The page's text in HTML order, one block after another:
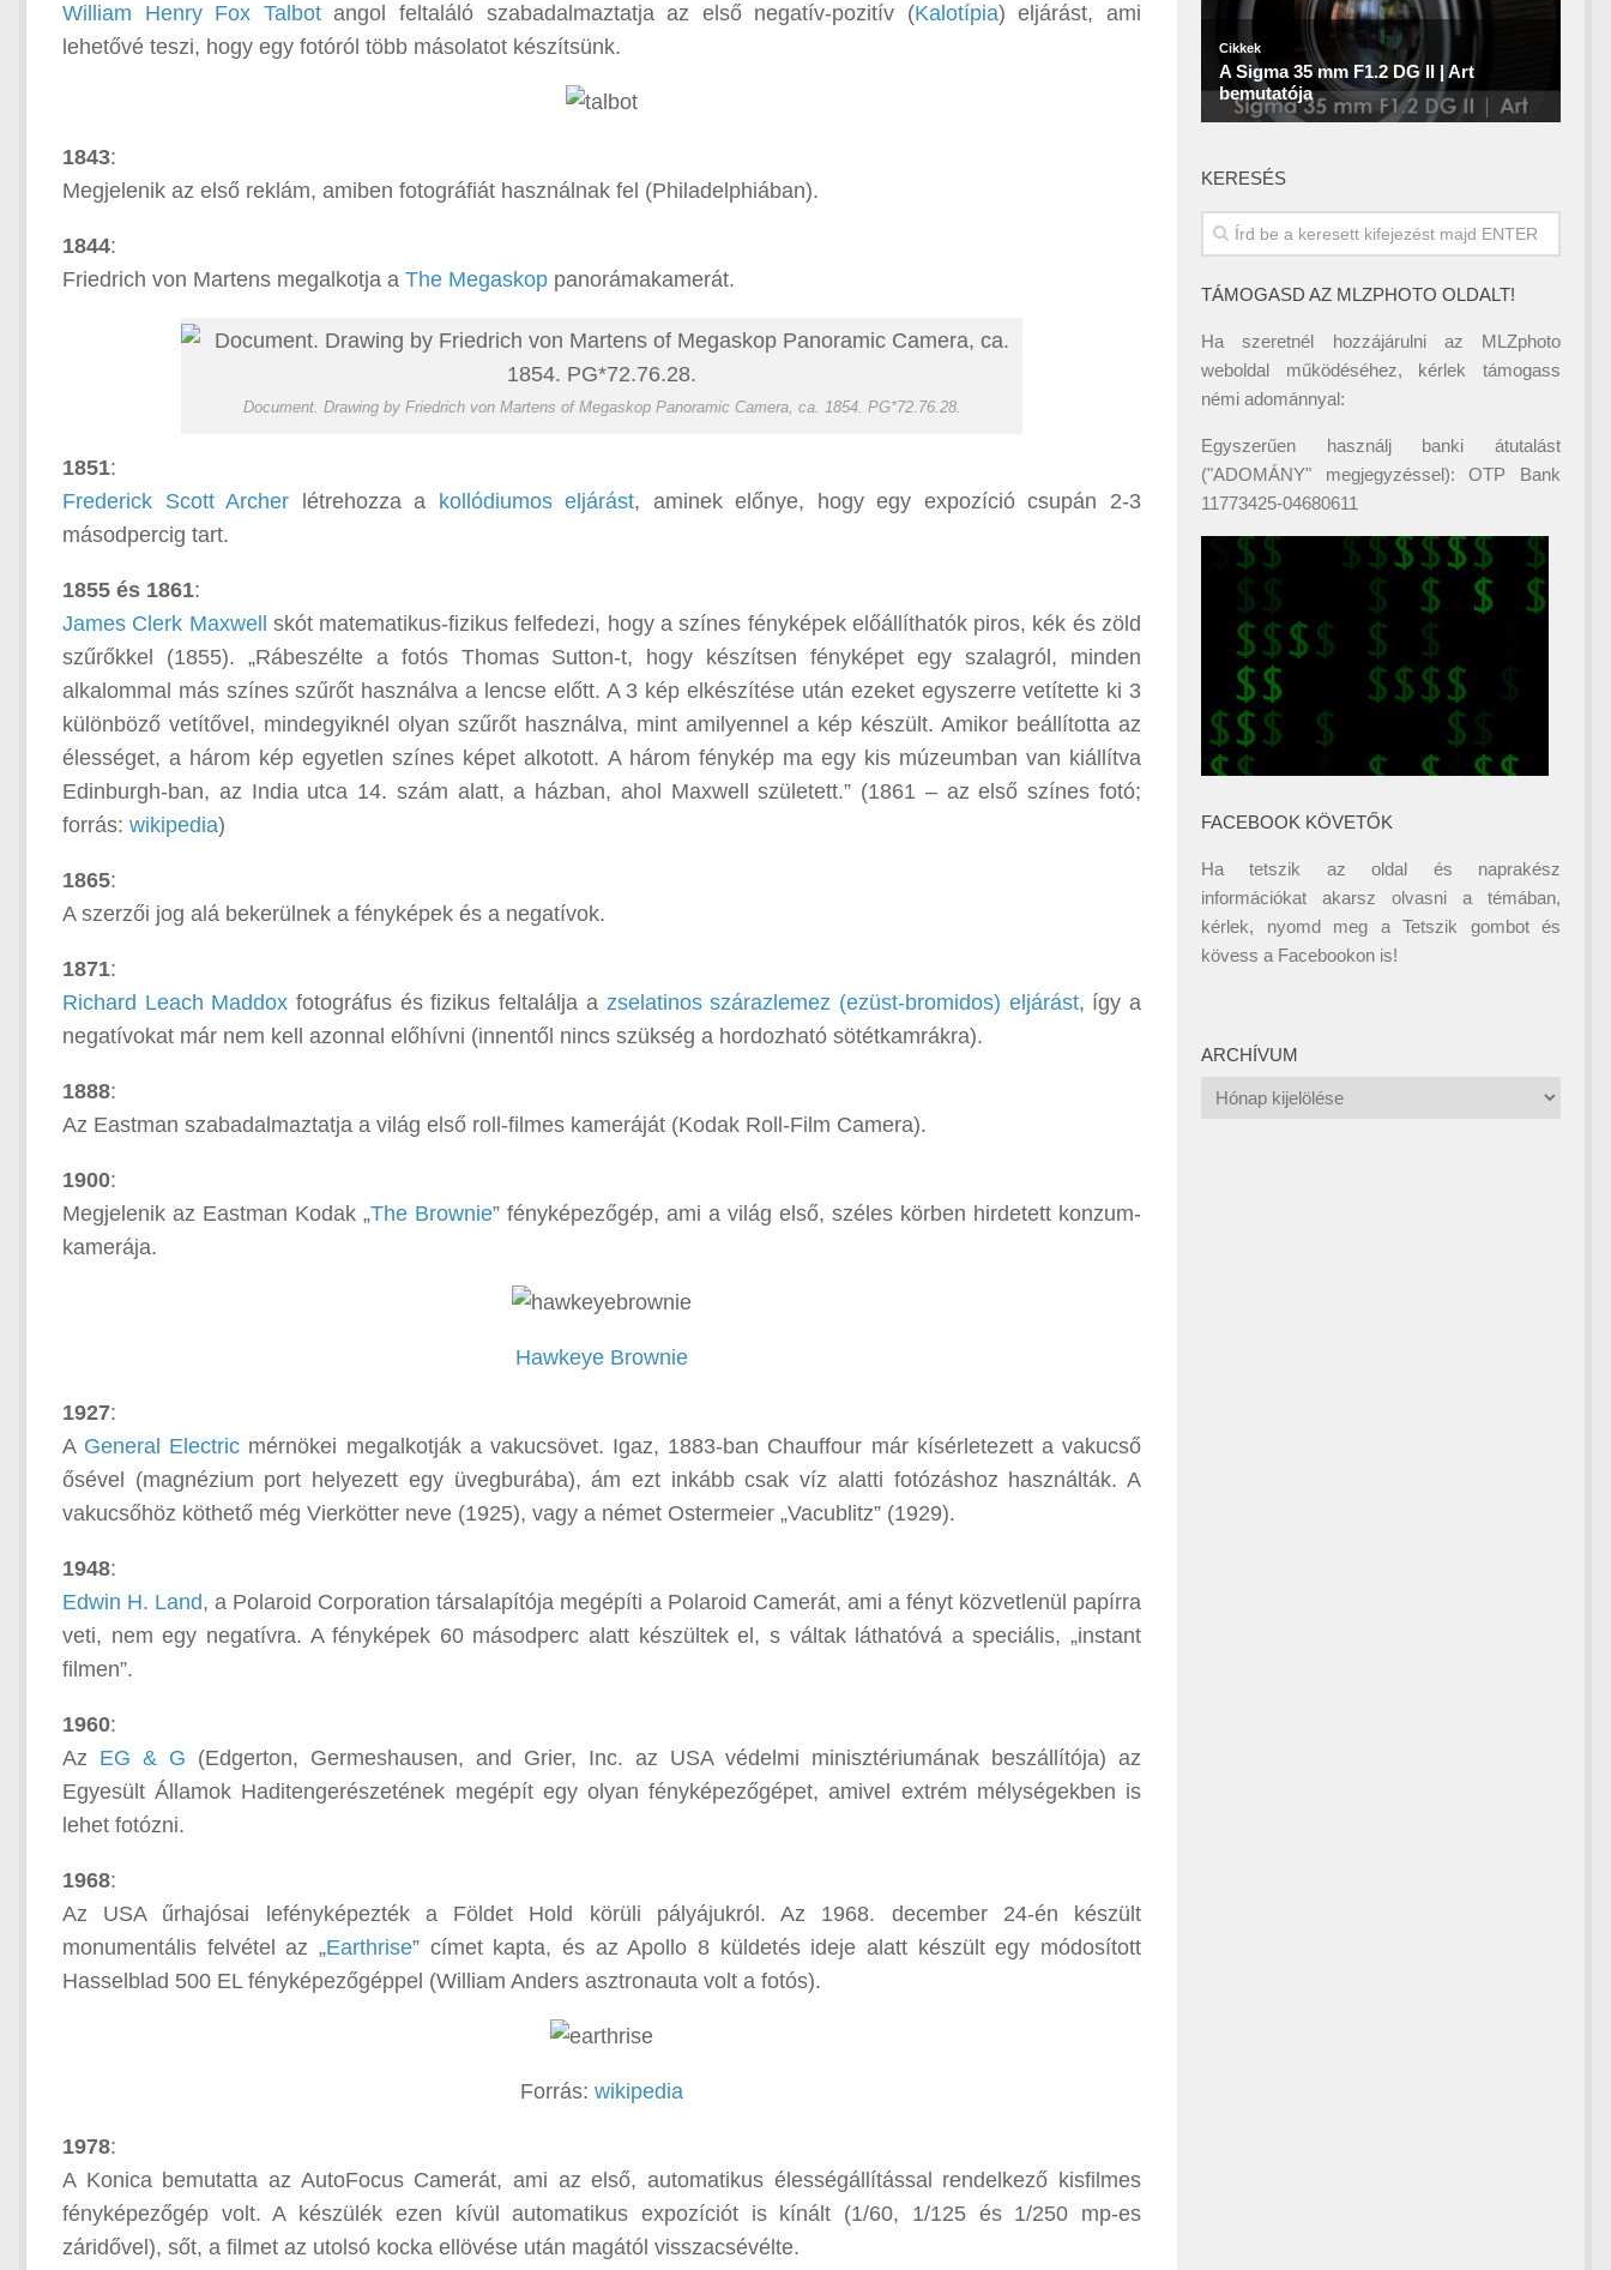
William Henry Fox Talbotangol feltaláló szabadalmaztatja az első negatív-pozitív (Kalotípia) eljárást, ami
lehetővé teszi, hogy egy fotóról több másolatot készítsünk.
1843:
Megjelenik az első reklám, amiben fotográfiát használnak fel (Philadelphiában).
1844:
Friedrich von Martens megalkotja a The Megaskop panorámakamerát.
Document. Drawing by Friedrich von Martens of Megaskop Panoramic Camera, ca. 1854. PG*72.76.28.
1851:
Frederick Scott Archer létrehozza a kollódiumos eljárást, aminek előnye, hogy egy expozíció csupán 2-3
másodpercig tart.
1855 és 1861:
James Clerk Maxwell
skót matematikus-fizikus felfedezi, hogy a színes fényképek előállíthatók piros, kék és zöld
szűrőkkel (1855). „Rábeszélte a fotós Thomas Sutton-t, hogy készítsen fényképet egy szalagról, minden
alkalommal más színes szűrőt használva a lencse előtt. A 3 kép elkészítése után ezeket egyszerre vetítette ki 3
különböző vetítővel, mindegyiknél olyan szűrőt használva, mint amilyennel a kép készült. Amikor beállította az
élességet, a három kép egyetlen színes képet alkotott. A három fénykép ma egy kis múzeumban van kiállítva
Edinburgh-ban, az India utca 14. szám alatt, a házban, ahol Maxwell született.” (1861 – az első színes fotó;
forrás: wikipedia)
1865:
A szerzői jog alá bekerülnek a fényképek és a negatívok.
1871:
Richard Leach Maddox fotográfus és fizikus feltalálja a zselatinos szárazlemez (ezüst-bromidos) eljárást, így a
negatívokat már nem kell azonnal előhívni (innentől nincs szükség a hordozható sötétkamrákra).
1888:
Az Eastman szabadalmaztatja a világ első roll-filmes kameráját (Kodak Roll-Film Camera).
1900:
Megjelenik az Eastman Kodak „The Brownie” fényképezőgép, ami a világ első, széles körben hirdetett konzum-
kamerája.
Hawkeye Brownie
1927:
A General Electric mérnökei megalkotják a vakucsövet. Igaz, 1883-ban Chauffour már kísérletezett a vakucső
ősével (magnézium port helyezett egy üvegburába), ám ezt inkább csak víz alatti fotózáshoz használták. A
vakucsőhöz köthető még Vierkötter neve (1925), vagy a német Ostermeier „Vacublitz” (1929).
1948:
Edwin H. Land, a Polaroid Corporation társalapítója megépíti a Polaroid Camerát, ami a fényt közvetlenül papírra
veti, nem egy negatívra. A fényképek 60 másodperc alatt készültek el, s váltak láthatóvá a speciális, „instant
filmen”.
1960:
Az EG & G (Edgerton, Germeshausen, and Grier, Inc. az USA védelmi minisztériumának beszállítója) az
Egyesült Államok Haditengerészetének megépít egy olyan fényképezőgépet, amivel extrém mélységekben is
lehet fotózni.
1968:
Az USA űrhajósai lefényképezték a Földet Hold körüli pályájukról. Az 1968. december 24-én készült
monumentális felvétel az „Earthrise” címet kapta, és az Apollo 8 küldetés ideje alatt készült egy módosított
Hasselblad 500 EL fényképezőgéppel (William Anders asztronauta volt a fotós).
Forrás: wikipedia
1978:
A Konica bemutatta az AutoFocus Camerát, ami az első, automatikus élességállítással rendelkező kisfilmes
fényképezőgép volt. A készülék ezen kívül automatikus expozíciót is kínált (1/60, 1/125 és 1/250 mp-es
záridővel), sőt, a filmet az utolsó kocka ellövése után magától visszacsévélte.
KERESÉS
TÁMOGASD AZ MLZPHOTO OLDALT!
Ha szeretnél hozzájárulni az MLZphoto
weboldal működéséhez, kérlek támogass
némi adománnyal:
Egyszerűen használj banki átutalást
("ADOMÁNY" megjegyzéssel): OTP Bank
11773425-04680611
FACEBOOK KÖVETŐK
Ha tetszik az oldal és naprakész
információkat akarsz olvasni a témában,
kérlek, nyomd meg a Tetszik gombot és
kövess a Facebookon is!
ARCHÍVUM
Archívum